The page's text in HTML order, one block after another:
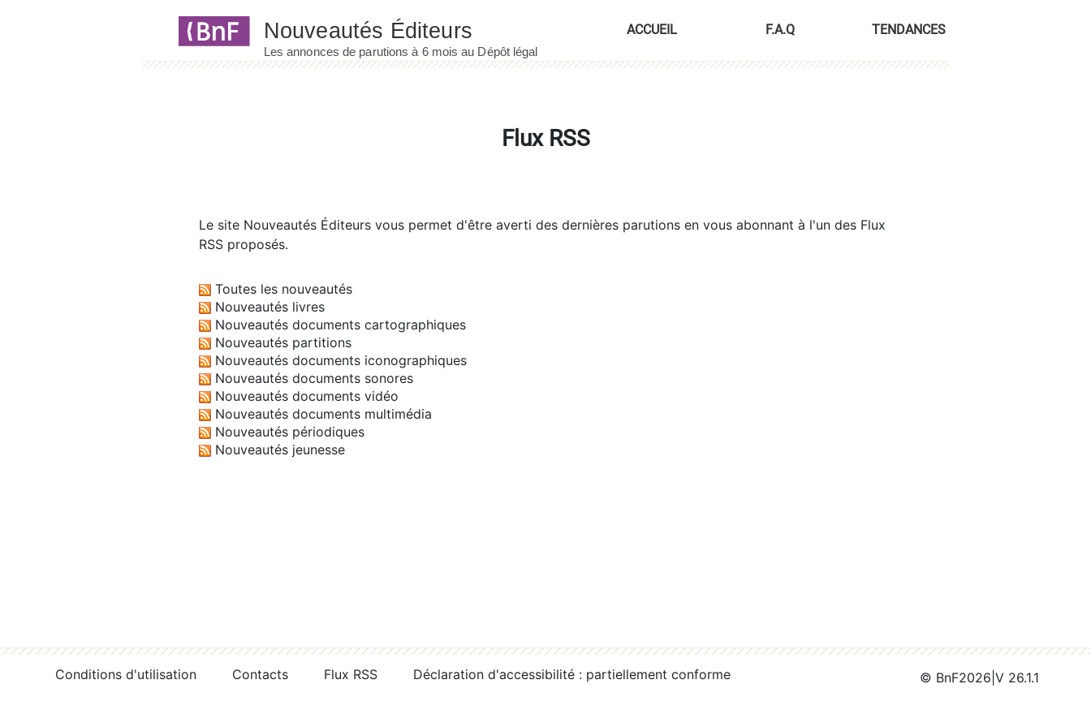
ACCUEIL F.A.Q TENDANCES
Flux RSS
Le site Nouveautés Éditeurs vous permet d'être averti des dernières parutions en vous abonnant à l'un des Flux
RSS proposés.
Toutes les nouveautés
Nouveautés livres
Nouveautés documents cartographiques
Nouveautés partitions
Nouveautés documents iconographiques
Nouveautés documents sonores
Nouveautés documents vidéo
Nouveautés documents multimédia
Nouveautés périodiques
Nouveautés jeunesse
Conditions d'utilisation Contacts Flux RSS Déclaration d'accessibilité : partiellement conforme © BnF2026 V 26.1.1